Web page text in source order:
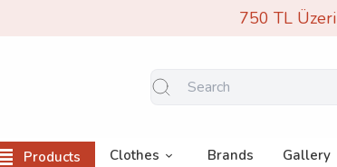
750 TL Üzeri
Products Clothes Brands Gallery